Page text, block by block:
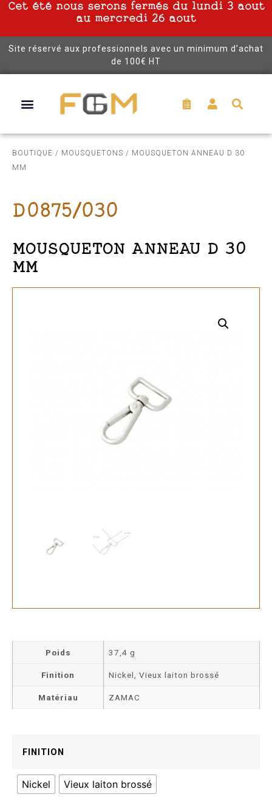
Cet été nous serons fermés du lundi 3 aout
au mercredi 26 aout
Site réservé aux professionnels avec un minimum d’achat
de 100€ HT
BOUTIQUE / MOUSQUETONS / MOUSQUETON ANNEAU D 30
MM
D0875/030
MOUSQUETON ANNEAU D 30
MM
Poids 37,4 g
Finition Nickel, Vieux laiton brossé
Matériau ZAMAC
FINITION
Nickel Vieux laiton brossé